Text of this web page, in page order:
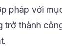
pháp với
trở thành